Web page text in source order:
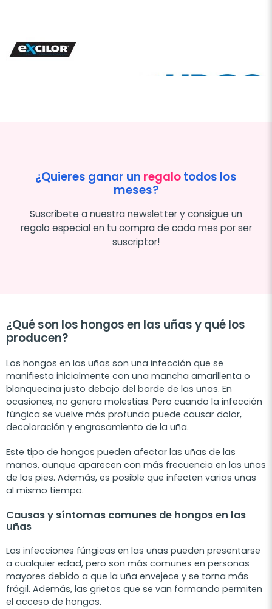
¿Quieres ganar un regalotodos los
meses?
Suscríbete a nuestra newsletter y consigue un
regalo especial en tu compra de cada mes por ser
suscriptor!
¿Qué son los hongos en las uñas y qué los
producen?
Los hongos en las uñas son una infección que se
manifiesta inicialmente con una mancha amarillenta o
blanquecina justo debajo del borde de las uñas. En
ocasiones, no genera molestias. Pero cuando la infección
fúngica se vuelve más profunda puede causar dolor,
decoloración y engrosamiento de la uña.
Este tipo de hongos pueden afectar las uñas de las
manos, aunque aparecen con más frecuencia en las uñas
de los pies. Además, es posible que infecten varias uñas
al mismo tiempo.
Causas y síntomas comunes de hongos en las
uñas
Las infecciones fúngicas en las uñas pueden presentarse
a cualquier edad, pero son más comunes en personas
mayores debido a que la uña envejece y se torna más
frágil. Además, las grietas que se van formando permiten
el acceso de hongos.